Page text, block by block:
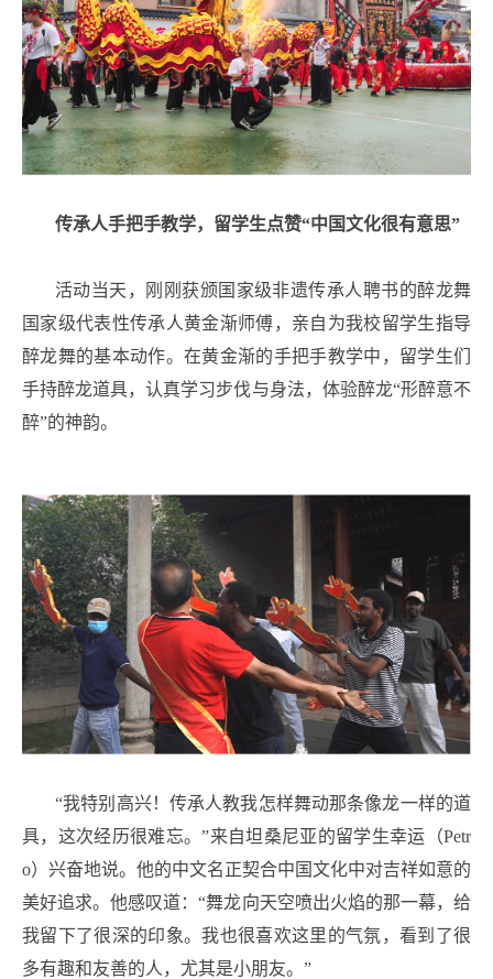
传承人手把手教学，留学生点赞“中国文化很有意思”
活动当天，刚刚获颁国家级非遗传承人聘书的醉龙舞
国家级代表性传承人黄金渐师傅，亲自为我校留学生指导
醉龙舞的基本动作。在黄金渐的手把手教学中，留学生们
手持醉龙道具，认真学习步伐与身法，体验醉龙“形醉意不
醉”的神韵。
“我特别高兴！传承人教我怎样舞动那条像龙一样的道
具，这次经历很难忘。”来自坦桑尼亚的留学生幸运（Petr
o）兴奋地说。他的中文名正契合中国文化中对吉祥如意的
美好追求。他感叹道：“舞龙向天空喷出火焰的那一幕，给
我留下了很深的印象。我也很喜欢这里的气氛，看到了很
多有趣和友善的人，尤其是小朋友。”